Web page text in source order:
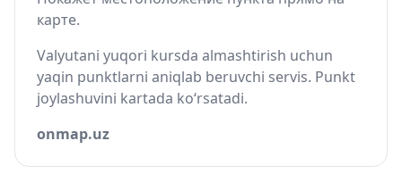
карте.
Valyutani yuqori kursda almashtirish uchun
yaqin punktlarni aniqlab beruvchi servis. Punkt
joylashuvini kartada ko‘rsatadi.
onmap.uz